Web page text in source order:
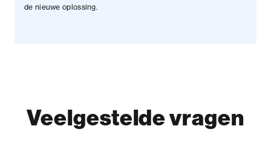
de nieuwe oplossing.
Veelgestelde vragen